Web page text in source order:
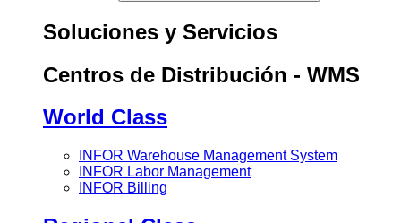
Soluciones y Servicios
Centros de Distribución - WMS
World Class
INFOR Warehouse Management System
INFOR Labor Management
INFOR Billing